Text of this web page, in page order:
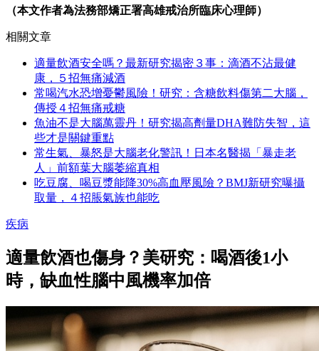
（本文作者為法務部矯正署高雄戒治所臨床心理師）
相關文章
適量飲酒安全嗎？最新研究揭密３事：滴酒不沾最健
康，５招無痛減酒
常喝汽水恐增憂鬱風險！研究：含糖飲料傷第二大腦，
傳授４招無痛戒糖
魚油不是大腦萬靈丹！研究揭高劑量DHA難防失智，這
些才是關鍵重點
常生氣、暴怒是大腦老化警訊！日本名醫揭「暴走老
人」前額葉大腦萎縮真相
吃豆腐、喝豆漿能降30%高血壓風險？BMJ新研究曝攝
取量，４招脹氣族也能吃
疾病
適量飲酒也傷身？美研究：喝酒後1小
時，缺血性腦中風機率加倍